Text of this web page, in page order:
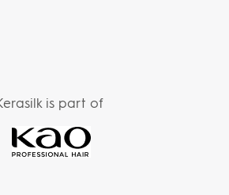
is part of